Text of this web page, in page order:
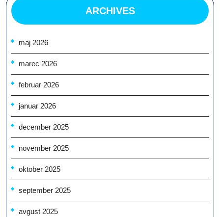
ARCHIVES
maj 2026
marec 2026
februar 2026
januar 2026
december 2025
november 2025
oktober 2025
september 2025
avgust 2025